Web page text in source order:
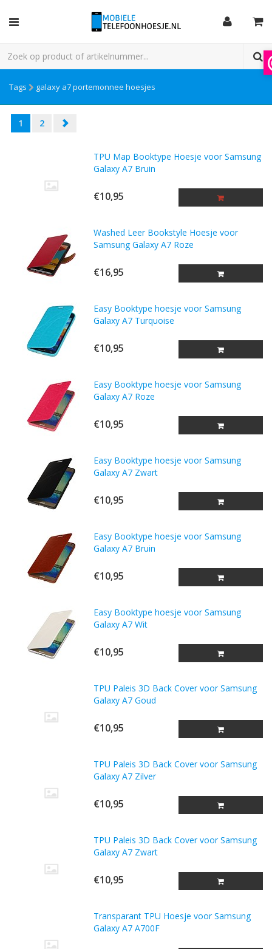
Tags galaxy a7 portemonnee hoesjes
1 2
TPU Map Booktype Hoesje voor Samsung
Galaxy A7 Bruin
€10,95
Washed Leer Bookstyle Hoesje voor
Samsung Galaxy A7 Roze
€16,95
Easy Booktype hoesje voor Samsung
Galaxy A7 Turquoise
€10,95
Easy Booktype hoesje voor Samsung
Galaxy A7 Roze
€10,95
Easy Booktype hoesje voor Samsung
Galaxy A7 Zwart
€10,95
Easy Booktype hoesje voor Samsung
Galaxy A7 Bruin
€10,95
Easy Booktype hoesje voor Samsung
Galaxy A7 Wit
€10,95
TPU Paleis 3D Back Cover voor Samsung
Galaxy A7 Goud
€10,95
TPU Paleis 3D Back Cover voor Samsung
Galaxy A7 Zilver
€10,95
TPU Paleis 3D Back Cover voor Samsung
Galaxy A7 Zwart
€10,95
Transparant TPU Hoesje voor Samsung
Galaxy A7 A700F